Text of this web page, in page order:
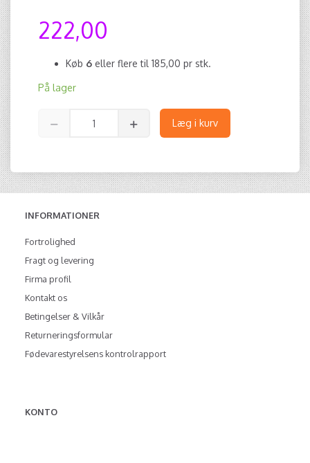
222,00
Køb 6 eller flere til 185,00 pr stk.
På lager
Læg i kurv
INFORMATIONER
Fortrolighed
Fragt og levering
Firma profil
Kontakt os
Betingelser & Vilkår
Returneringsformular
Fødevarestyrelsens kontrolrapport
KONTO